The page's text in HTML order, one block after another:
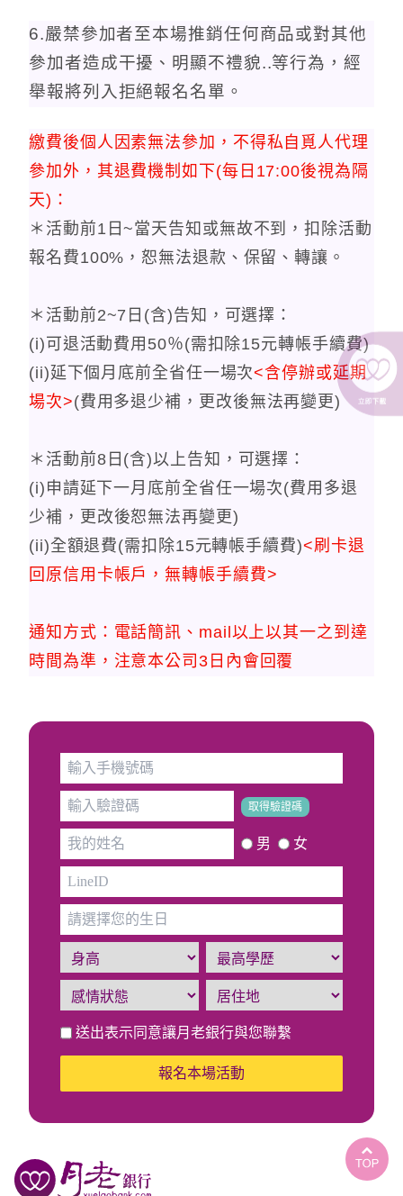
6.嚴禁參加者至本場推銷任何商品或對其他
參加者造成干擾、明顯不禮貌..等行為，經
舉報將列入拒絕報名名單。
繳費後個人因素無法參加，不得私自覓人代理
參加外，其退費機制如下(每日17:00後視為隔
天)：
＊活動前1日~當天告知或無故不到，扣除活動
報名費100%，恕無法退款、保留、轉讓。
＊活動前2~7日(含)告知，可選擇：
(i)可退活動費用50％(需扣除15元轉帳手續費)
(ii)延下個月底前全省任一場次<含停辦或延期
場次>(費用多退少補，更改後無法再變更)
＊活動前8日(含)以上告知，可選擇：
(i)申請延下一月底前全省任一場次(費用多退
少補，更改後恕無法再變更)
(ii)全額退費(需扣除15元轉帳手續費)<刷卡退
回原信用卡帳戶，無轉帳手續費>
通知方式：電話簡訊、mail以上以其一之到達
時間為準，注意本公司3日內會回覆
取得驗證碼
男 女
送出表示同意讓月老銀行與您聯繫
報名本場活動